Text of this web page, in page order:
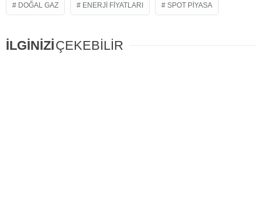
DOĞAL GAZ ENERJI FIYATLARI SPOT PIYASA
İLGİNİZİÇEKEBİLİR